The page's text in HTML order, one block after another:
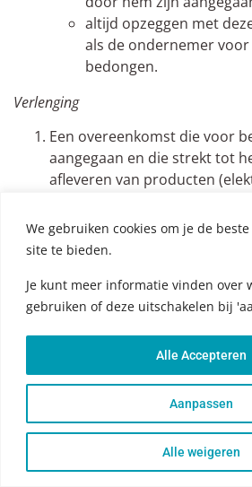
We gebruiken cookies om je de
site te bieden.
Je kunt meer informatie vinden over
gebruiken of deze uitschakelen bij
Aanpassen
Alle weigeren
Alle Accepteren
altijd opzeggen met
als de ondernemer
bedongen.
Verlenging
Een overeenkomst die voor
aangegaan en die strekt tot
afleveren van producten
worden verlengd of
duur.
overeenkomst die voor
aangegaan en die strekt tot
tijdschriften stilzwijgend
een bepaalde duur van
als de consument deze
tegen het einde van de
met een opzegtermijn van